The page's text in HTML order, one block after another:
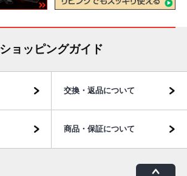
ショッピングガイド
交換・返品について
商品・保証について